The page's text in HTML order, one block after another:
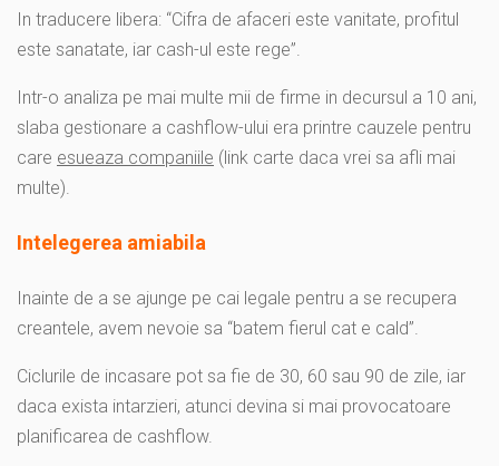
In traducere libera: “Cifra de afaceri este vanitate, profitul
este sanatate, iar cash-ul este rege”.
Intr-o analiza pe mai multe mii de firme in decursul a 10 ani,
slaba gestionare a cashflow-ului era printre cauzele pentru
care esueaza companiile (link carte daca vrei sa afli mai
multe).
Intelegerea amiabila
Inainte de a se ajunge pe cai legale pentru a se recupera
creantele, avem nevoie sa “batem fierul cat e cald”.
Ciclurile de incasare pot sa fie de 30, 60 sau 90 de zile, iar
daca exista intarzieri, atunci devina si mai provocatoare
planificarea de cashflow.